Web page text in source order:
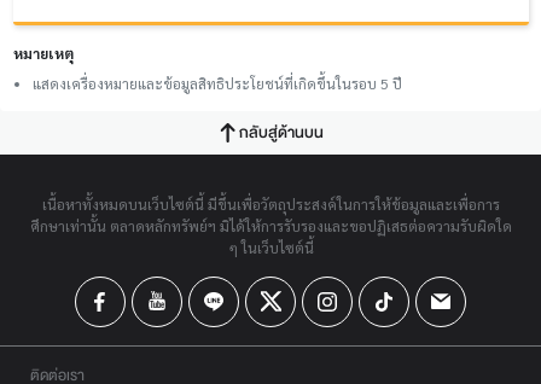
หมายเหตุ
แสดงเครื่องหมายและข้อมูลสิทธิประโยชน์ที่เกิดขึ้นในรอบ 5 ปี
กลับสู่ด้านบน
เนื้อหาทั้งหมดบนเว็บไซต์นี้ มีขึ้นเพื่อวัตถุประสงค์ในการให้ข้อมูลและเพื่อการ
ศึกษาเท่านั้น ตลาดหลักทรัพย์ฯ มิได้ให้การรับรองและขอปฏิเสธต่อความรับผิดใด
ๆ ในเว็บไซต์นี้
ติดต่อเรา